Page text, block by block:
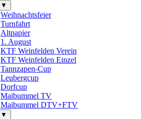
▼
Weihnachtsfeier
Turnfahrt
Altpapier
1. August
KTF Weinfelden Verein
KTF Weinfelden Einzel
Tannzapen-Cup
Leubergcup
Dorfcup
Maibummel TV
Maibummel DTV+FTV
▼